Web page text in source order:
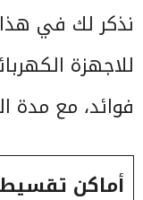
للاجهزة
فوائد، مع
أماكن تقسيط